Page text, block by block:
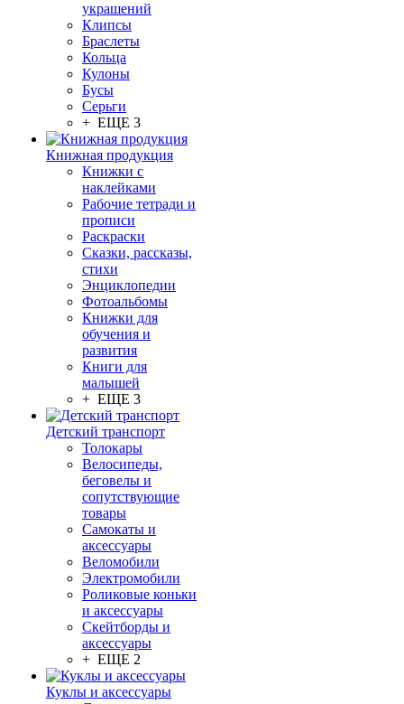
украшений
Клипсы
Браслеты
Кольца
Кулоны
Бусы
Серьги
+ ЕЩЕ 3
Книжная продукция
Книжки с
наклейками
Рабочие тетради и
прописи
Раскраски
Сказки, рассказы,
стихи
Энциклопедии
Фотоальбомы
Книжки для
обучения и
развития
Книги для
малышей
+ ЕЩЕ 3
Детский транспорт
Толокары
Велосипеды,
беговелы и
сопутствующие
товары
Самокаты и
аксессуары
Веломобили
Электромобили
Роликовые коньки
и аксессуары
Скейтборды и
аксессуары
+ ЕЩЕ 2
Куклы и аксессуары